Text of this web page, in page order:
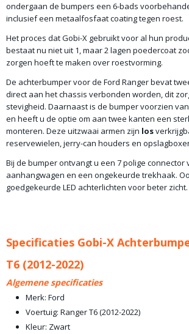
ondergaan de bumpers een 6-bads
inclusief een metaalfosfaat coating tegen roest.
Het proces dat Gobi-X gebruikt voor al hun
bestaat nu niet uit 1, maar 2 lagen poedercoat
zorgen hoeft te maken over roestvorming.
De achterbumper voor de Ford Ranger bevat
direct aan het chassis verbonden worden, dit
stevigheid. Daarnaast is de bumper voorzien van
en heeft u de optie om aan twee kanten een
monteren. Deze uitzwaai armen zijn los
reservewielen, jerry-can houders en
Bij de bumper ontvangt u een 7 polige connector
aanhangwagen en een ongekeurde trekhaak.
goedgekeurde LED achterlichten voor beter zicht.
Specificaties Gobi-X
T6 (2012-2022)
Algemene specificaties
Merk: Ford
Voertuig: Ranger T6 (2012-2022)
Kleur: Zwart